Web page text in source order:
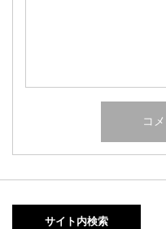
サイト内検索